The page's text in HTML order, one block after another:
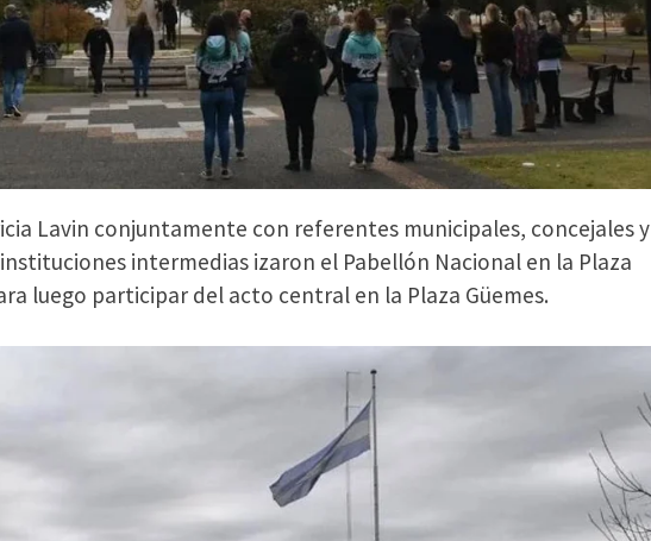
Lavin conjuntamente con referentes municipales, concejales y
intermedias izaron el Pabellón Nacional en la Plaza
luego participar del acto central en la Plaza Güemes.